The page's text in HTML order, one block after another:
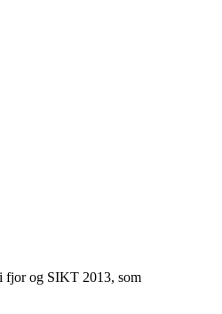
fjor og SIKT 2013, som